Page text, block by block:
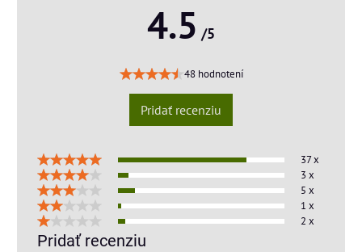
4.5 /5
48 hodnotení
Pridať recenziu
37 x
3 x
5 x
1 x
2 x
Pridať recenziu